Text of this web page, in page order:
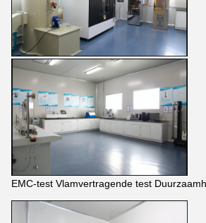
EMC-test Vlamvertragende test